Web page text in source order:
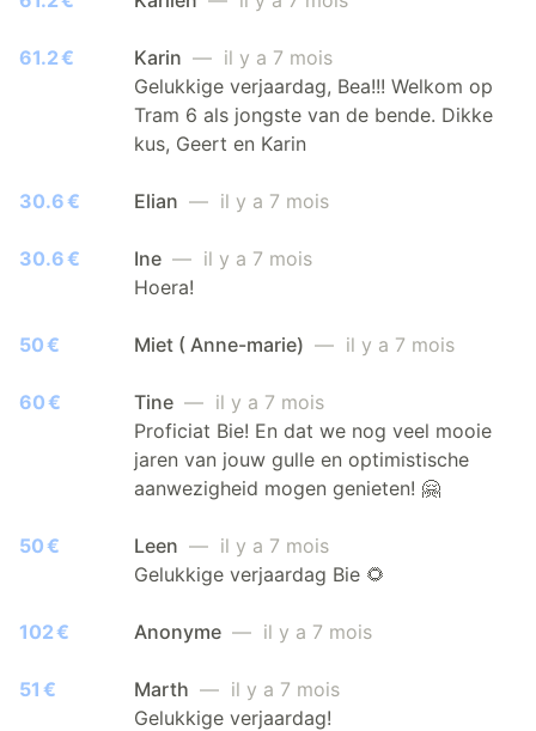
61.2 € Karin — il y a 7 mois
Gelukkige verjaardag, Bea!!! Welkom op
Tram 6 als jongste van de bende. Dikke
kus, Geert en Karin
30.6 € Elian — il y a 7 mois
30.6 € Ine — il y a 7 mois
Hoera!
50 € Miet ( Anne-marie) — il y a 7 mois
60 € Tine — il y a 7 mois
Proficiat Bie! En dat we nog veel mooie
jaren van jouw gulle en optimistische
aanwezigheid mogen genieten! 🤗
50 € Leen — il y a 7 mois
Gelukkige verjaardag Bie 🌻
102 € Anonyme — il y a 7 mois
51 € Marth — il y a 7 mois
Gelukkige verjaardag!